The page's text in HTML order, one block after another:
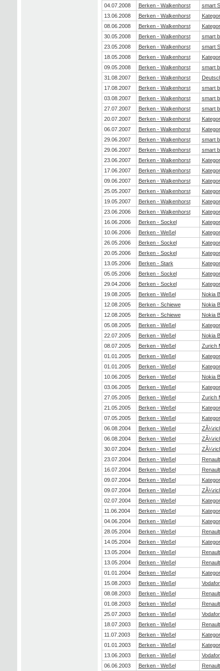
04.07.2008
Berken - Walkenhorst
smart
13.06.2008
Berken - Walkenhorst
08.06.2008
Berken - Walkenhorst
30.05.2008
Berken - Walkenhorst
smart
23.05.2008
Berken - Walkenhorst
smart
18.05.2008
Berken - Walkenhorst
09.05.2008
Berken - Walkenhorst
smart
31.08.2007
Berken - Walkenhorst
17.08.2007
Berken - Walkenhorst
smart
03.08.2007
Berken - Walkenhorst
smart
27.07.2007
Berken - Walkenhorst
smart
20.07.2007
Berken - Walkenhorst
06.07.2007
Berken - Walkenhorst
29.06.2007
Berken - Walkenhorst
smart
29.06.2007
Berken - Walkenhorst
smart
23.06.2007
Berken - Walkenhorst
17.06.2007
Berken - Walkenhorst
09.06.2007
Berken - Walkenhorst
25.05.2007
Berken - Walkenhorst
19.05.2007
Berken - Walkenhorst
23.06.2006
Berken - Walkenhorst
16.06.2006
Berken - Sockel
10.06.2006
Berken - Weßel
26.05.2006
Berken - Sockel
20.05.2006
Berken - Sockel
13.05.2006
Berken - Stark
05.05.2006
Berken - Sockel
29.04.2006
Berken - Sockel
19.08.2005
Berken - Weßel
Nokia
12.08.2005
Berken - Schiewe
Nokia
12.08.2005
Berken - Schiewe
Nokia
05.08.2005
Berken - Weßel
22.07.2005
Berken - Weßel
Nokia
08.07.2005
Berken - Weßel
Zurich
01.01.2005
Berken - Weßel
01.01.2005
Berken - Weßel
10.06.2005
Berken - Weßel
Nokia
03.06.2005
Berken - Weßel
27.05.2005
Berken - Weßel
Zurich
21.05.2005
Berken - Weßel
07.05.2005
Berken - Weßel
06.08.2004
Berken - Weßel
06.08.2004
Berken - Weßel
30.07.2004
Berken - Weßel
23.07.2004
Berken - Weßel
16.07.2004
Berken - Weßel
09.07.2004
Berken - Weßel
09.07.2004
Berken - Weßel
02.07.2004
Berken - Weßel
11.06.2004
Berken - Weßel
04.06.2004
Berken - Weßel
28.05.2004
Berken - Weßel
14.05.2004
Berken - Weßel
13.05.2004
Berken - Weßel
13.05.2004
Berken - Weßel
01.01.2004
Berken - Weßel
15.08.2003
Berken - Weßel
08.08.2003
Berken - Weßel
01.08.2003
Berken - Weßel
25.07.2003
Berken - Weßel
18.07.2003
Berken - Weßel
11.07.2003
Berken - Weßel
01.01.2003
Berken - Weßel
13.06.2003
Berken - Weßel
06.06.2003
Berken - Weßel